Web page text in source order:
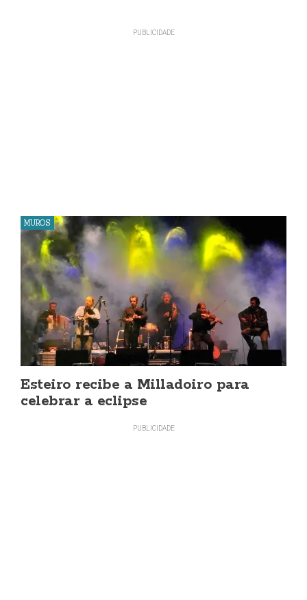
MUROS
Esteiro recibe a Milladoiro para
celebrar a eclipse